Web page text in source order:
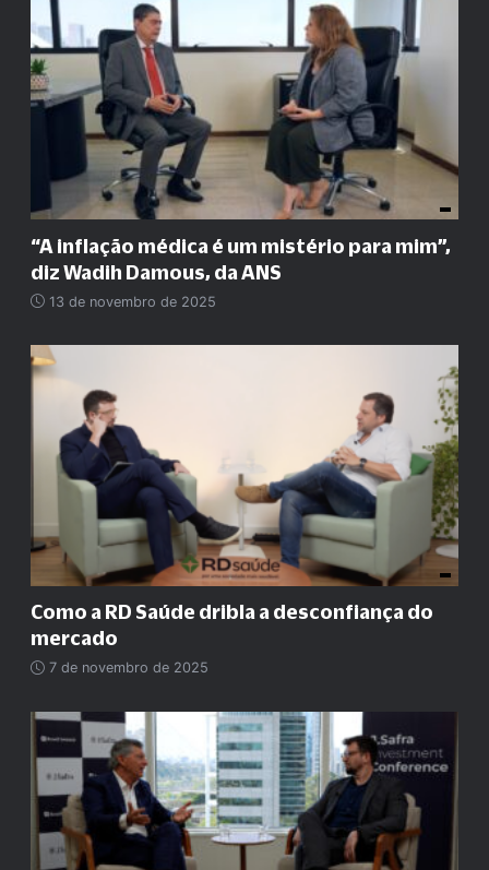
“A inflação médica é um mistério para mim”,
diz Wadih Damous, da ANS
13 de novembro de 2025
Como a RD Saúde dribla a desconfiança do
mercado
7 de novembro de 2025